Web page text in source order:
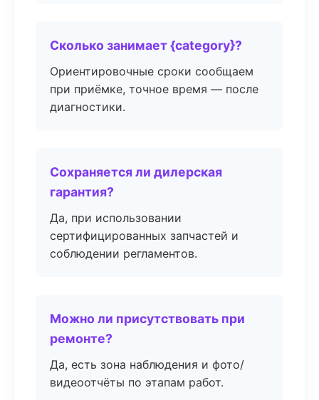
Сколько занимает {category}?
Ориентировочные сроки сообщаем
при приёмке, точное время — после
диагностики.
Сохраняется ли дилерская
гарантия?
Да, при использовании
сертифицированных запчастей и
соблюдении регламентов.
Можно ли присутствовать при
ремонте?
Да, есть зона наблюдения и фото/
видеоотчёты по этапам работ.